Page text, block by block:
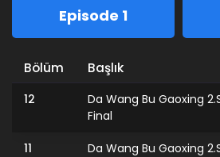
Episode 1
Bölüm Başlık
12
Da Wang Bu Gaoxing
Final
11 Da Wang Bu Gaoxing